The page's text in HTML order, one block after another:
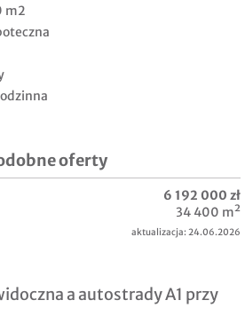
m2
oferty
a autostrady A1 przy
6 192 000 zł
34 400 m²
aktualizacja: 24.06.2026